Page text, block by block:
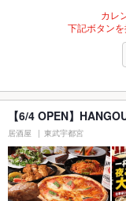
カレ
下記ボタンを
【6/4 OPEN】
居酒屋 東武宇都宮